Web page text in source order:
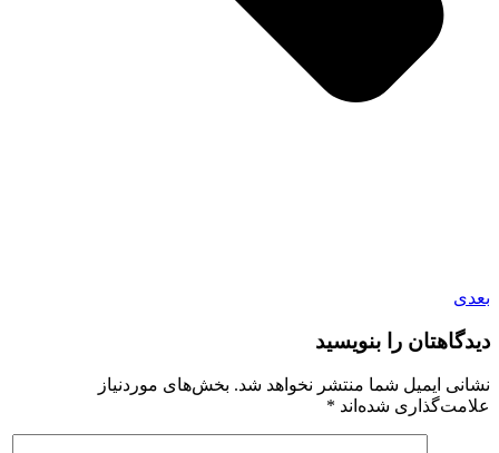
بعدی
دیدگاهتان را بنویسید
نشانی ایمیل شما منتشر نخواهد شد. بخش‌های موردنیاز
علامت‌گذاری شده‌اند *